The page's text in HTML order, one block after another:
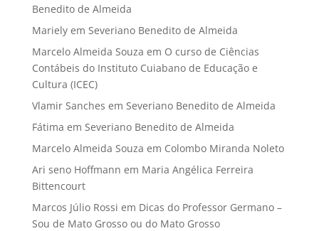
Benedito de Almeida
Marielyem Severiano Benedito de Almeida
Marcelo Almeida Souza em O curso de Ciências
Contábeis do Instituto Cuiabano de Educação e
Cultura (ICEC)
Vlamir Sanches em Severiano Benedito de Almeida
Fátima em Severiano Benedito de Almeida
Marcelo Almeida Souza em Colombo Miranda Noleto
Ari seno Hoffmann em Maria Angélica Ferreira
Bittencourt
Marcos Júlio Rossi em Dicas do Professor Germano –
Sou de Mato Grosso ou do Mato Grosso